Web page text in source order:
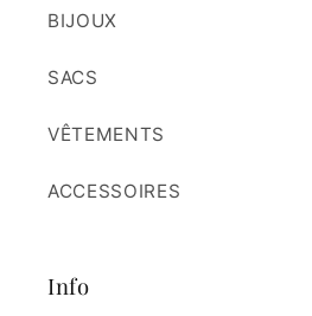
BIJOUX
SACS
VÊTEMENTS
ACCESSOIRES
Info